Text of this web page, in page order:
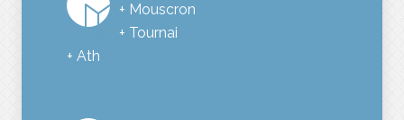
+ Mouscron
+ Tournai
+ Ath